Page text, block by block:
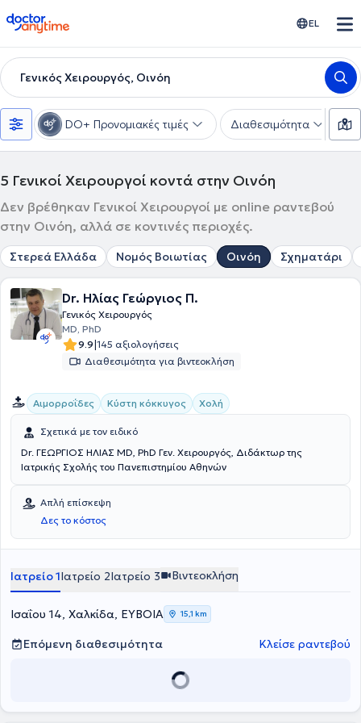
doctoranytime EL
Γενικός Χειρουργός, Οινόη
DO+ Προνομιακές τιμές Διαθεσιμότητα
5 Γενικοί Χειρουργοί κοντά στην Οινόη
Δεν βρέθηκαν Γενικοί Χειρουργοί με online ραντεβού
στην Οινόη, αλλά σε κοντινές περιοχές.
Στερεά Ελλάδα Νομός Βοιωτίας Οινόη Σχηματάρι
Dr. Ηλίας Γεώργιος Π.
Γενικός Χειρουργός
MD, PhD
9.9|145 αξιολογήσεις
Διαθεσιμότητα για βιντεοκλήση
Αιμορροΐδες Κύστη κόκκυγος Χολή
Σχετικά με τον ειδικό
Dr. ΓΕΩΡΓΙΟΣ ΗΛΙΑΣ MD, PhD Γεν. Χειρουργός, Διδάκτωρ της
Ιατρικής Σχολής του Πανεπιστημίου Αθηνών
Απλή επίσκεψη
Δες το κόστος
Ιατρείο 1Ιατρείο 2Ιατρείο 3 Βιντεοκλήση
Ισαΐου 14, Χαλκίδα, ΕΥΒΟΙΑ 15,1 km
Επόμενη διαθεσιμότητα Κλείσε ραντεβού